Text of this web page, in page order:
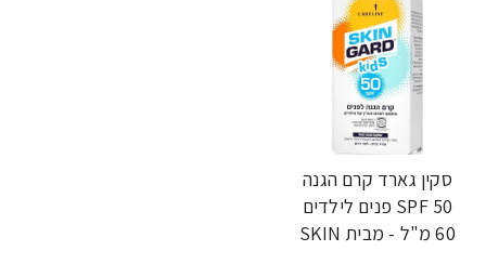
סקין גארד קרם הגנה
50 SPF פנים לילדים
60 מ"ל - מבית SKIN